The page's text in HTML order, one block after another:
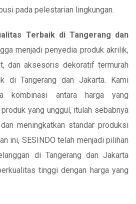
pada pelestarian lingkungan.
Terbaik di Tangerang dan
menjadi penyedia produk akrilik,
dan aksesoris dekoratif termurah
di Tangerang dan Jakarta. Kami
kombinasi antara harga yang
yang unggul, itulah sebabnya
meningkatkan standar produksi
ini, SESINDO telah menjadi pilihan
di Tangerang dan Jakarta
tinggi dengan harga yang